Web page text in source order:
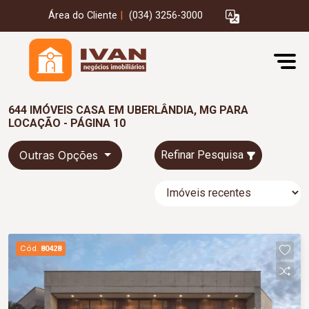
Área do Cliente (034) 3256-3000
644 IMÓVEIS CASA EM UBERLÂNDIA, MG PARA
LOCAÇÃO - PÁGINA 10
Outras Opções Refinar Pesquisa
Cód. 80428